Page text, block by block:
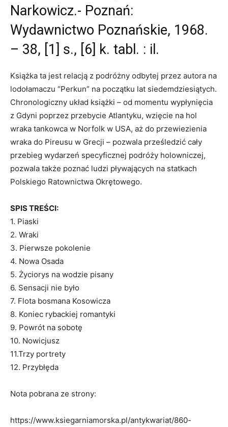
Narkowicz.- Poznań:
Wydawnictwo Poznańskie, 1968.
– 38, [1] s., [6] k. tabl. : il.
Książka ta jest relacją z podróżny odbytej przez autora na
lodołamaczu “Perkun” na początku lat siedemdziesiątych.
Chronologiczny układ książki – od momentu wypłynięcia
z Gdyni poprzez przebycie Atlantyku, wzięcie na hol
wraka tankowca w Norfolk w USA, aż do przewiezienia
wraka do Pireusu w Grecji – pozwala prześledzić cały
przebieg wydarzeń specyficznej podróży holowniczej,
pozwala także poznać ludzi pływających na statkach
Polskiego Ratownictwa Okrętowego.
SPIS TREŚCI:
1. Piaski
2. Wraki
3. Pierwsze pokolenie
4. Nowa Osada
5. Życiorys na wodzie pisany
6. Sensacji nie było
7. Flota bosmana Kosowicza
8. Koniec rybackiej romantyki
9. Powrót na sobotę
10. Nowicjusz
11.Trzy portrety
12. Przybłęda
Nota pobrana ze strony:
https://www.ksiegarniamorska.pl/antykwariat/860-